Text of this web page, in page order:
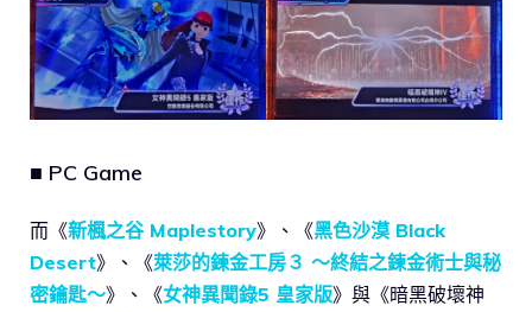
■ PC Game
而《新楓之谷 Maplestory》、《黑色沙漠 Black
Desert》、《萊莎的鍊金工房３ ～終結之鍊金術士與秘
密鑰匙～》、《女神異聞錄5 皇家版》與《暗黑破壞神